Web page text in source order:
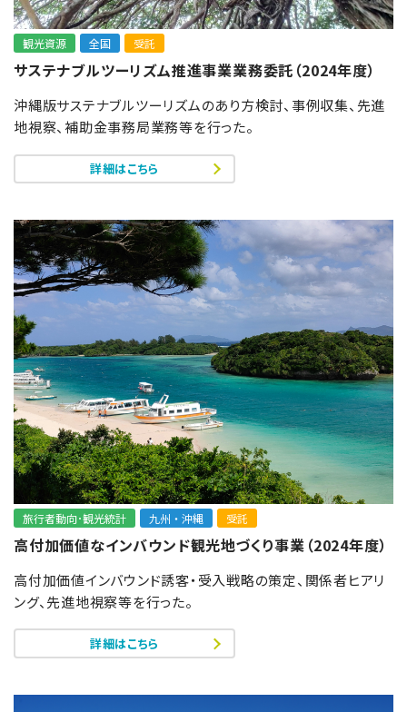
観光資源 全国 受託
サステナブルツーリズム推進事業業務委託（2024年度）
沖縄版サステナブルツーリズムのあり方検討、事例収集、先進
地視察、補助金事務局業務等を行った。
詳細はこちら
旅行者動向･観光統計 九州・沖縄 受託
高付加価値なインバウンド観光地づくり事業（2024年度）
高付加価値インバウンド誘客・受入戦略の策定、関係者ヒアリ
ング、先進地視察等を行った。
詳細はこちら